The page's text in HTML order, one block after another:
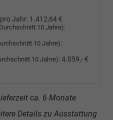
Jahr: 1.412,64 €
10 Jahre):
10 Jahre):
10 Jahre):4.059,- €
ca. 6 Monate
Details zu Ausstattung